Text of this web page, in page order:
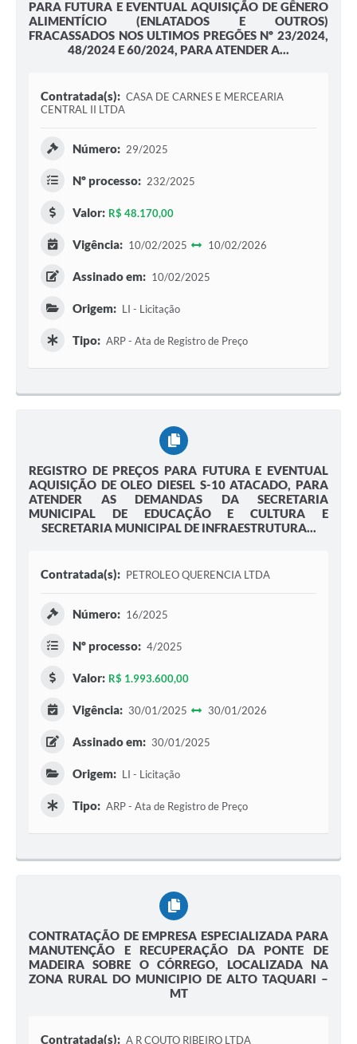
PARA FUTURA E EVENTUAL AQUISIÇÃO DE GÊNERO
ALIMENTÍCIO (ENLATADOS E OUTROS)
FRACASSADOS NOS ULTIMOS PREGÕES Nº 23/2024,
48/2024 E 60/2024, PARA ATENDER A...
Contratada(s): CASA DE CARNES E MERCEARIA
CENTRAL II LTDA
Número: 29/2025
Nº processo: 232/2025
Valor: R$ 48.170,00
Vigência: 10/02/2025 10/02/2026
Assinado em: 10/02/2025
Origem: LI - Licitação
Tipo: ARP - Ata de Registro de Preço
REGISTRO DE PREÇOS PARA FUTURA E EVENTUAL
AQUISIÇÃO DE OLEO DIESEL S-10 ATACADO, PARA
ATENDER AS DEMANDAS DA SECRETARIA
MUNICIPAL DE EDUCAÇÃO E CULTURA E
SECRETARIA MUNICIPAL DE INFRAESTRUTURA...
Contratada(s): PETROLEO QUERENCIA LTDA
Número: 16/2025
Nº processo: 4/2025
Valor: R$ 1.993.600,00
Vigência: 30/01/2025 30/01/2026
Assinado em: 30/01/2025
Origem: LI - Licitação
Tipo: ARP - Ata de Registro de Preço
CONTRATAÇÃO DE EMPRESA ESPECIALIZADA PARA
MANUTENÇÃO E RECUPERAÇÃO DA PONTE DE
MADEIRA SOBRE O CÓRREGO, LOCALIZADA NA
ZONA RURAL DO MUNICIPIO DE ALTO TAQUARI –
MT
Contratada(s): A R COUTO RIBEIRO LTDA